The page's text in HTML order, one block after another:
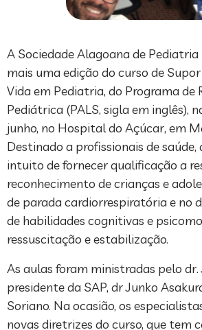
A Sociedade Alagoana de
mais uma edição do curso de
Vida em Pediatria, do Programa de
Pediátrica (PALS, sigla em inglês),
junho, no Hospital do Açúcar, em
Destinado a profissionais de
intuito de fornecer qualificação a
reconhecimento de crianças e
de parada cardiorrespiratória e no
de habilidades cognitivas e
ressuscitação e estabilização.
As aulas foram ministradas pelo dr.
presidente da SAP, dr Junko
Soriano. Na ocasião, os
novas diretrizes do curso, que tem